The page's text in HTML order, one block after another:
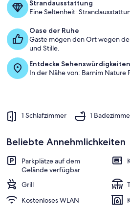
Strandausstattung
Eine Seltenheit:
Oase der Ruhe
Gäste mögen den Ort wegen
und Stille.
Entdecke
In der Nähe von: Barnim Nature
1 Schlafzimmer 1
Beliebte Annehmlichkeiten
Parkplätze auf dem
Gelände verfügbar
Grill
Kostenloses WLAN